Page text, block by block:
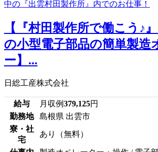
【『村田製作所で働こう♪
の小型電子部品の簡単製造
ー】...
日総工産株式会社
給与 月収例379,125円
勤務地
島根県 出雲市
寮・社
宅
あり（無料）